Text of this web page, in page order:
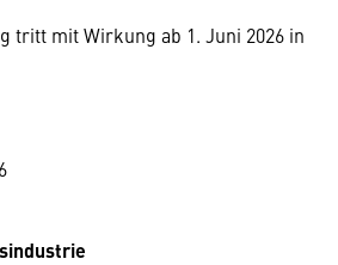
tritt mit Wirkung ab 1. Juni 2026 in